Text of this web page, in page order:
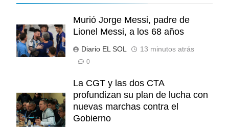
Murió Jorge Messi, padre de
Lionel Messi, a los 68 años
Diario EL SOL 13 minutos atrás
0
La CGT y las dos CTA
profundizan su plan de lucha con
nuevas marchas contra el
Gobierno